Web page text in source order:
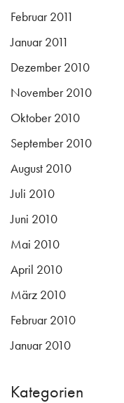
Februar 2011
Januar 2011
Dezember 2010
November 2010
Oktober 2010
September 2010
August 2010
Juli 2010
Juni 2010
Mai 2010
April 2010
März 2010
Februar 2010
Januar 2010
Kategorien